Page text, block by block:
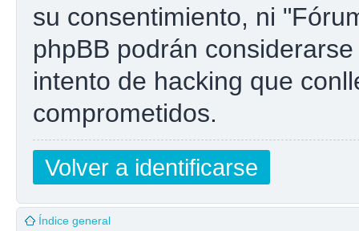
su consentimiento, ni
phpBB podrán
intento de hacking que
comprometidos.
Volver a identificarse
Índice general